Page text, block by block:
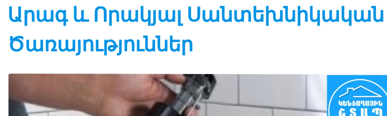
Արագ և Որակյալ Սանտեխնիկական
Ծառայություններ